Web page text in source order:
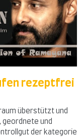
rezeptfrei
überstützt und
geordnete und
der kategorie